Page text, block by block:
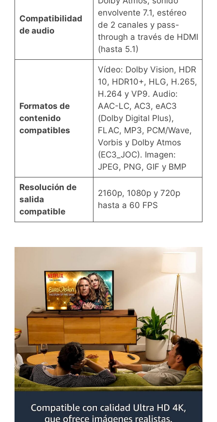
Compatibilidad
de audio
envolvente 7.1, estéreo
de 2 canales y pass-
through a través de HDMI
(hasta 5.1)
Formatos de
contenido
compatibles
Vídeo: Dolby Vision, HDR
10, HDR10+, HLG, H.265,
H.264 y VP9. Audio:
AAC-LC, AC3, eAC3
(Dolby Digital Plus),
FLAC, MP3, PCM/Wave,
Vorbis y Dolby Atmos
(EC3_JOC). Imagen:
JPEG, PNG, GIF y BMP
Resolución de
salida
compatible
2160p, 1080p y 720p
hasta a 60 FPS